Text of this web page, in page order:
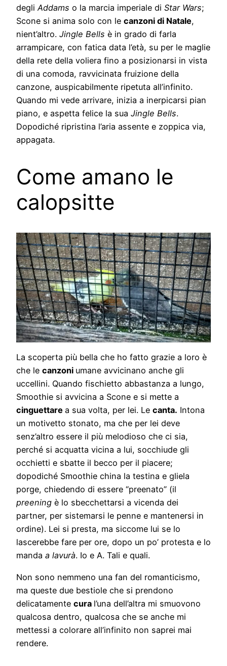
degliAddams o la marcia imperiale di Star Wars;
Scone si anima solo con le canzoni di Natale,
nient’altro. Jingle Bells è in grado di farla
arrampicare, con fatica data l’età, su per le maglie
della rete della voliera fino a posizionarsi in vista
di una comoda, ravvicinata fruizione della
canzone, auspicabilmente ripetuta all’infinito.
Quando mi vede arrivare, inizia a inerpicarsi pian
piano, e aspetta felice la sua Jingle Bells.
Dopodiché ripristina l’aria assente e zoppica via,
appagata.
Come amano le
calopsitte
La scoperta più bella che ho fatto grazie a loro è
che le canzoni umane avvicinano anche gli
uccellini. Quando fischietto abbastanza a lungo,
Smoothie si avvicina a Scone e si mette a
cinguettare a sua volta, per lei. Le canta. Intona
un motivetto stonato, ma che per lei deve
senz’altro essere il più melodioso che ci sia,
perché si acquatta vicina a lui, socchiude gli
occhietti e sbatte il becco per il piacere;
dopodiché Smoothie china la testina e gliela
porge, chiedendo di essere “preenato” (il
preening è lo sbecchettarsi a vicenda dei
partner, per sistemarsi le penne e mantenersi in
ordine). Lei si presta, ma siccome lui se lo
lascerebbe fare per ore, dopo un po’ protesta e lo
manda a lavurà. Io e A. Tali e quali.
Non sono nemmeno una fan del romanticismo,
ma queste due bestiole che si prendono
delicatamente cura l’una dell’altra mi smuovono
qualcosa dentro, qualcosa che se anche mi
mettessi a colorare all’infinito non saprei mai
rendere.